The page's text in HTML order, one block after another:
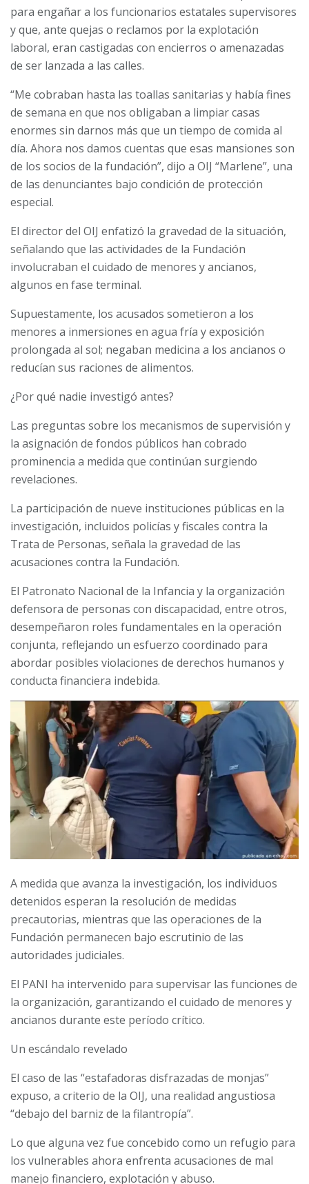
para engañar a los funcionarios estatales supervisores
y que, ante quejas o reclamos por la explotación
laboral, eran castigadas con encierros o amenazadas
de ser lanzada a las calles.
“Me cobraban hasta las toallas sanitarias y había fines
de semana en que nos obligaban a limpiar casas
enormes sin darnos más que un tiempo de comida al
día. Ahora nos damos cuentas que esas mansiones son
de los socios de la fundación”, dijo a OIJ “Marlene”, una
de las denunciantes bajo condición de protección
especial.
El director del OIJ enfatizó la gravedad de la situación,
señalando que las actividades de la Fundación
involucraban el cuidado de menores y ancianos,
algunos en fase terminal.
Supuestamente, los acusados sometieron a los
menores a inmersiones en agua fría y exposición
prolongada al sol; negaban medicina a los ancianos o
reducían sus raciones de alimentos.
¿Por qué nadie investigó antes?
Las preguntas sobre los mecanismos de supervisión y
la asignación de fondos públicos han cobrado
prominencia a medida que continúan surgiendo
revelaciones.
La participación de nueve instituciones públicas en la
investigación, incluidos policías y fiscales contra la
Trata de Personas, señala la gravedad de las
acusaciones contra la Fundación.
El Patronato Nacional de la Infancia y la organización
defensora de personas con discapacidad, entre otros,
desempeñaron roles fundamentales en la operación
conjunta, reflejando un esfuerzo coordinado para
abordar posibles violaciones de derechos humanos y
conducta financiera indebida.
A medida que avanza la investigación, los individuos
detenidos esperan la resolución de medidas
precautorias, mientras que las operaciones de la
Fundación permanecen bajo escrutinio de las
autoridades judiciales.
El PANI ha intervenido para supervisar las funciones de
la organización, garantizando el cuidado de menores y
ancianos durante este período crítico.
Un escándalo revelado
El caso de las “estafadoras disfrazadas de monjas”
expuso, a criterio de la OIJ, una realidad angustiosa
“debajo del barniz de la filantropía”.
Lo que alguna vez fue concebido como un refugio para
los vulnerables ahora enfrenta acusaciones de mal
manejo financiero, explotación y abuso.